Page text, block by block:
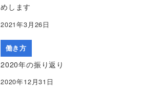
めします
2021年3月26日
働き方
2020年の振り返り
2020年12月31日